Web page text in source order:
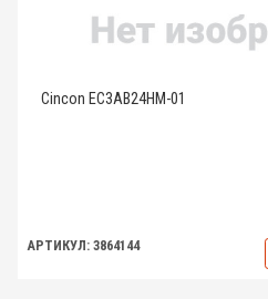
Cincon EC3AB24HM-01
АРТИКУЛ: 3864144